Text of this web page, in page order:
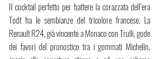
Il cocktail perfetto per battere la corazzata dell’era
Todt ha le sembianze del tricolore francese. La
Renault R24, già vincente a Monaco con Trulli, gode
dei favori del pronostico tra i gommati Michelin,